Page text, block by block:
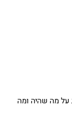
מה שהיה ומה